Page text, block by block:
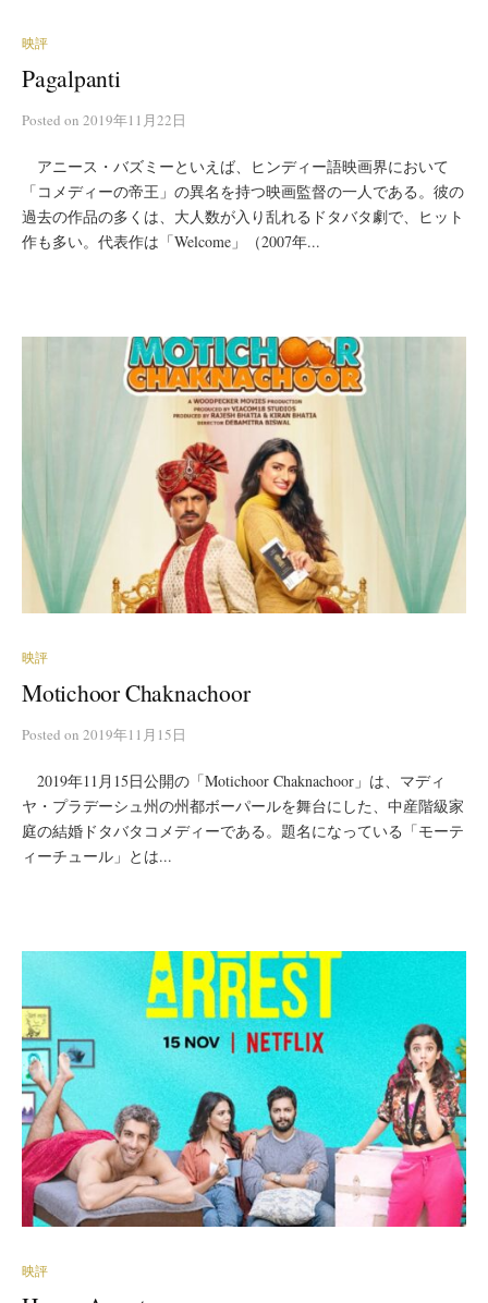
映評
Pagalpanti
Posted on 2019年11月22日
アニース・バズミーといえば、ヒンディー語映画界において
「コメディーの帝王」の異名を持つ映画監督の一人である。彼の
過去の作品の多くは、大人数が入り乱れるドタバタ劇で、ヒット
作も多い。代表作は「Welcome」（2007年...
映評
Motichoor Chaknachoor
Posted on 2019年11月15日
2019年11月15日公開の「Motichoor Chaknachoor」は、マディ
ヤ・プラデーシュ州の州都ボーパールを舞台にした、中産階級家
庭の結婚ドタバタコメディーである。題名になっている「モーテ
ィーチュール」とは...
映評